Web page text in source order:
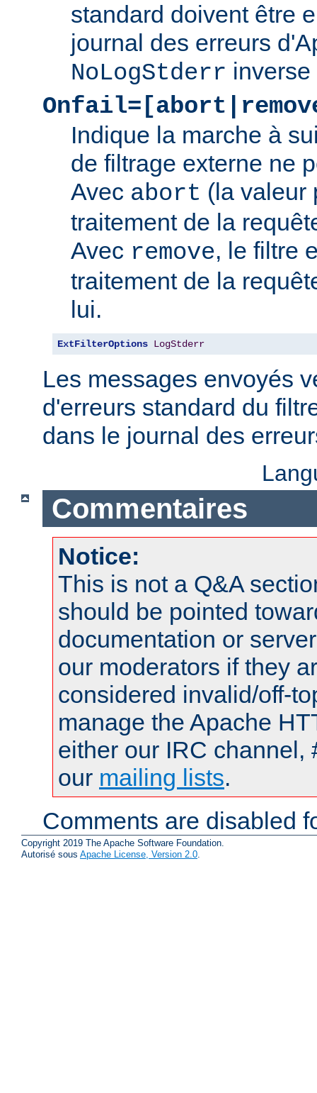
standard doivent être
journal des erreurs
NoLogStderr
Indique la marche à
de filtrage externe ne
Avec abort (la valeur
traitement de la
Avec remove, le filtre
traitement de la
lui.
ExtFilterOptions LogStderr
Les messages envoyés
d'erreurs standard du
dans le journal des
Commentaires
Notice:
This is not a Q&A
should be pointed
documentation or
our moderators if they
considered invalid/off-
manage the Apache
either our IRC channel,
our mailing lists.
Comments are disabled
Copyright 2019 The Apache Software Foundation.
Autorisé sous Apache License, Version 2.0